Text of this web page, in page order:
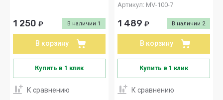
В наличии 1
1 250 ₽
В корзину
Купить в 1 клик
К сравнению
Артикул: MV-100-7
В наличии 2
1 489 ₽
В корзину
Купить в 1 клик
К сравнению